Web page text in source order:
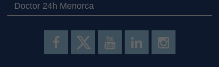
Doctor 24h Menorca